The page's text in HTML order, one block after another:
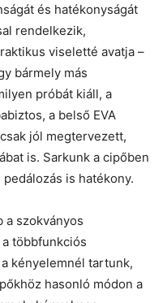
és hatékonyságát
rendelkezik,
viseletté avatja –
bármely más
próbát kiáll, a
a belső EVA
jól megtervezett,
is. Sarkunk a cipőben
pedálozás is hatékony.
a szokványos
többfunkciós
kényelemnél tartunk,
hasonló módon a